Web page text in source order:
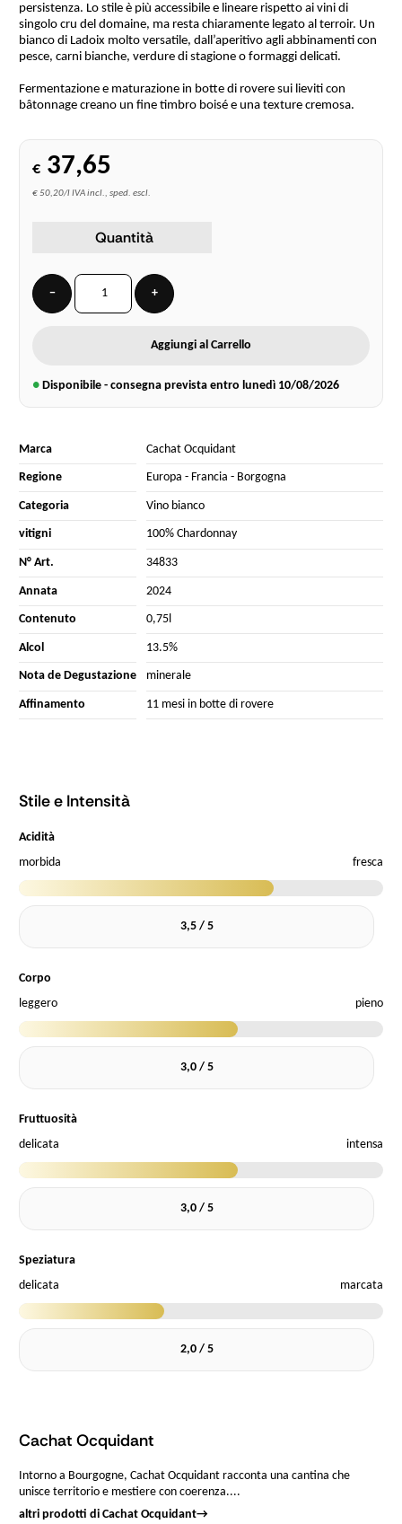
persistenza. Lo stile è più accessibile e lineare rispetto ai vini di
singolo cru del domaine, ma resta chiaramente legato al terroir. Un
bianco di Ladoix molto versatile, dall’aperitivo agli abbinamenti con
pesce, carni bianche, verdure di stagione o formaggi delicati.
Fermentazione e maturazione in botte di rovere sui lieviti con
bâtonnage creano un fine timbro boisé e una texture cremosa.
€ 37,65
€ 50,20/l IVA incl., sped. escl.
Quantità
− +
Aggiungi al Carrello
● Disponibile - consegna prevista entro lunedì 10/08/2026
Marca Cachat Ocquidant
Regione Europa - Francia - Borgogna
Categoria Vino bianco
vitigni 100% Chardonnay
N° Art. 34833
Annata 2024
Contenuto 0,75l
Alcol 13.5%
Nota de Degustazione minerale
Affinamento 11 mesi in botte di rovere
Stile e Intensità
Acidità
morbida
fresca
3,5 / 5
Corpo
leggero
pieno
3,0 / 5
Fruttuosità
delicata
intensa
3,0 / 5
Speziatura
delicata
marcata
2,0 / 5
Cachat Ocquidant
Intorno a Bourgogne, Cachat Ocquidant racconta una cantina che
unisce territorio e mestiere con coerenza....
altri prodotti di Cachat Ocquidant→